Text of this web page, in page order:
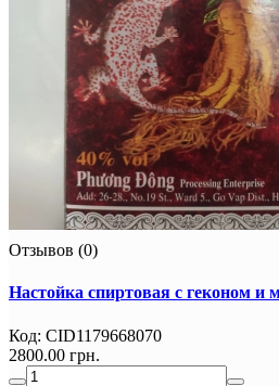
Отзывов (0)
Настойка спиртовая с геконом и
Код: CID1179668070
2800.00 грн.